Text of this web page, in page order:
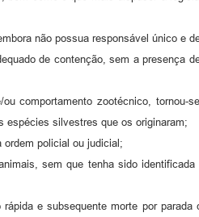
não possua responsável único e
de contenção, sem a presença
comportamento zootécnico, tornou-
espécies silvestres que os originaram;
ordem policial ou judicial;
sem que tenha sido
e subsequente morte por parada